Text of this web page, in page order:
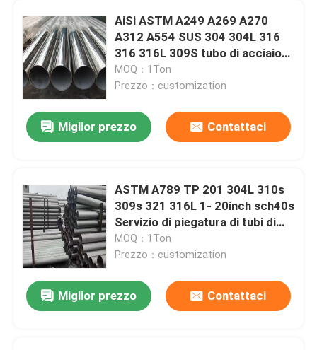
AiSi ASTM A249 A269 A270
A312 A554 SUS 304 304L 316
316 316L 309S tubo di acciaio
inossidabile mirror lucidato
quadrato rotondo saldato
MOQ：1Ton
Prezzo：customization
Miglior prezzo Contattaci
ASTM A789 TP 201 304L 310s
309s 321 316L 1- 20inch sch40s
Servizio di piegatura di tubi di
acciaio inossidabile senza
saldatura
MOQ：1Ton
Prezzo：customization
Miglior prezzo Contattaci